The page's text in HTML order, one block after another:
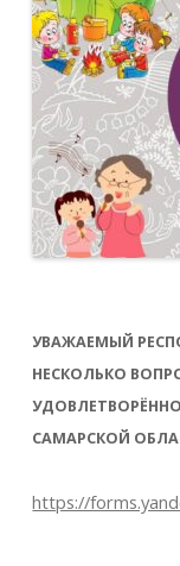
УВАЖАЕМЫЙ
НЕСКОЛЬКО
САМАРСКОЙ
https://